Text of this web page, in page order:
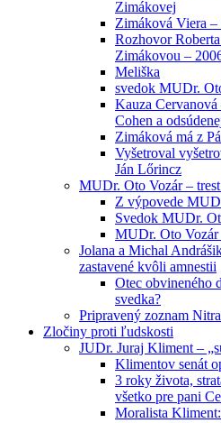
Zimákovej
Zimáková Viera
Rozhovor
Zimákovou –
Meliška
svedok MUDr.
Kauza Cervanová
Cohen a
Zimáková má z
Vyšetroval
Ján Lőrincz
MUDr. Oto Vozár –
Z výpovede
Svedok MUDr.
MUDr. Oto
Jolana a Michal
zastavené kvôli amnestii
Otec obvineného
svedka?
Pripravený zoznam
Zločiny proti ľudskosti
JUDr. Juraj Kliment –
Klimentov senát
3 roky života,
všetko pre pani
Moralista